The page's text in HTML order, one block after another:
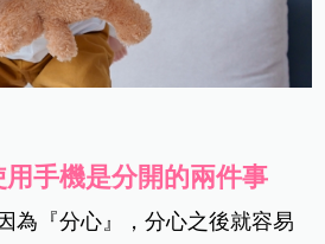
手機是分開的兩件事
為『分心』，分心之後就容易